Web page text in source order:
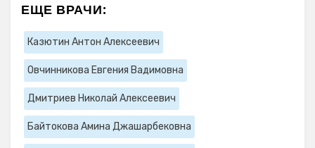
ЕЩЕ ВРАЧИ:
Казютин Антон Алексеевич
Овчинникова Евгения Вадимовна
Дмитриев Николай Алексеевич
Байтокова Амина Джашарбековна